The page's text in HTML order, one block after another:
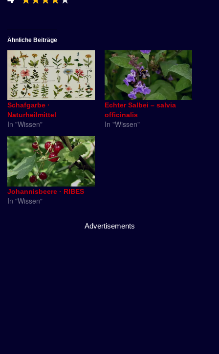
Ähnliche Beiträge
Schafgarbe ·
Naturheilmittel
In "Wissen"
Echter Salbei – salvia
officinalis
In "Wissen"
Johannisbeere · RIBES
In "Wissen"
Advertisements